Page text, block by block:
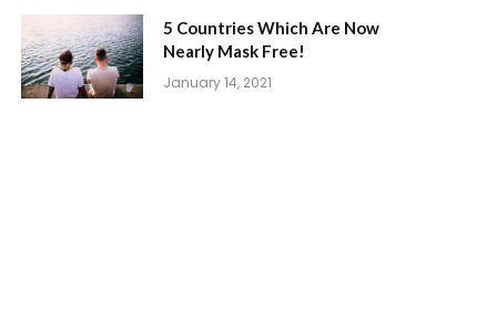
5 Countries Which Are Now
Nearly Mask Free!
January 14, 2021